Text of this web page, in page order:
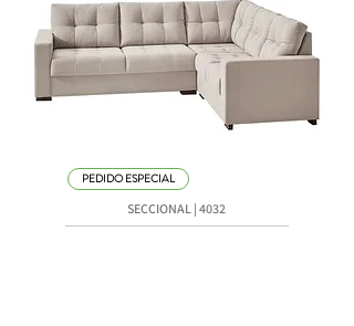
PEDIDO ESPECIAL
SECCIONAL | 4032